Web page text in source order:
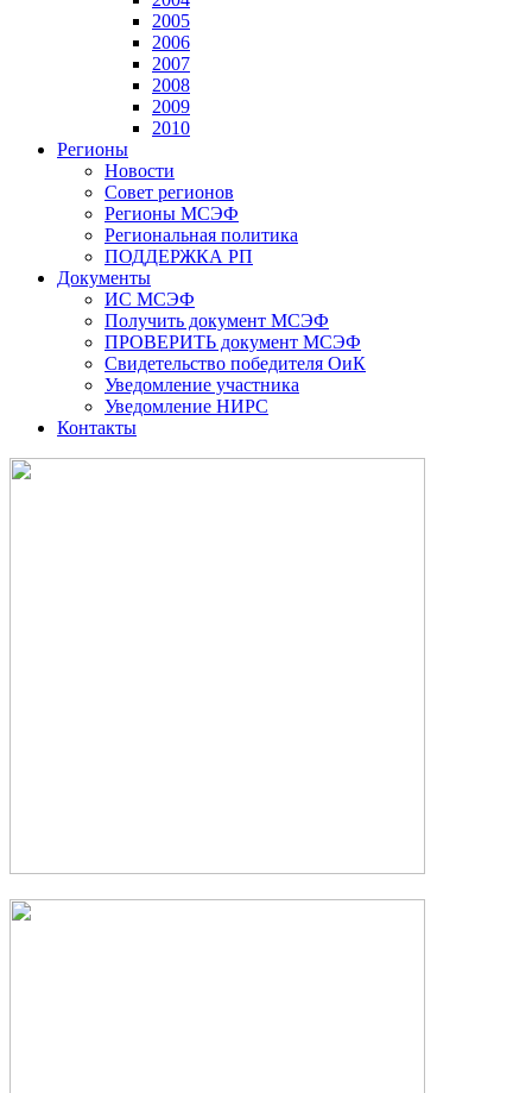
2005
2006
2007
2008
2009
2010
Регионы
Новости
Совет регионов
Регионы МСЭФ
Региональная политика
ПОДДЕРЖКА РП
Документы
ИС МСЭФ
Получить документ МСЭФ
ПРОВЕРИТЬ документ МСЭФ
Свидетельство победителя ОиК
Уведомление участника
Уведомление НИРС
Контакты